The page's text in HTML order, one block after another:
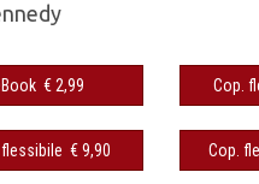
€ 2,99 Cop.
€ 9,90 Cop.